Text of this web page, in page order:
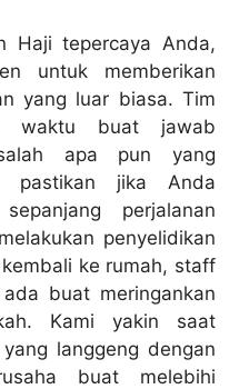
Haji tepercaya Anda,
untuk memberikan
yang luar biasa. Tim
waktu buat jawab
apa pun yang
pastikan jika Anda
perjalanan
penyelidikan
ke rumah, staff
buat meringankan
Kami yakin saat
langgeng dengan
buat melebihi